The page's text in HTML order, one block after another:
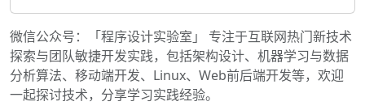
微信公众号：「程序设计实验室」 专注于互联网热门新技术
探索与团队敏捷开发实践，包括架构设计、机器学习与数据
分析算法、移动端开发、Linux、Web前后端开发等，欢迎
一起探讨技术，分享学习实践经验。